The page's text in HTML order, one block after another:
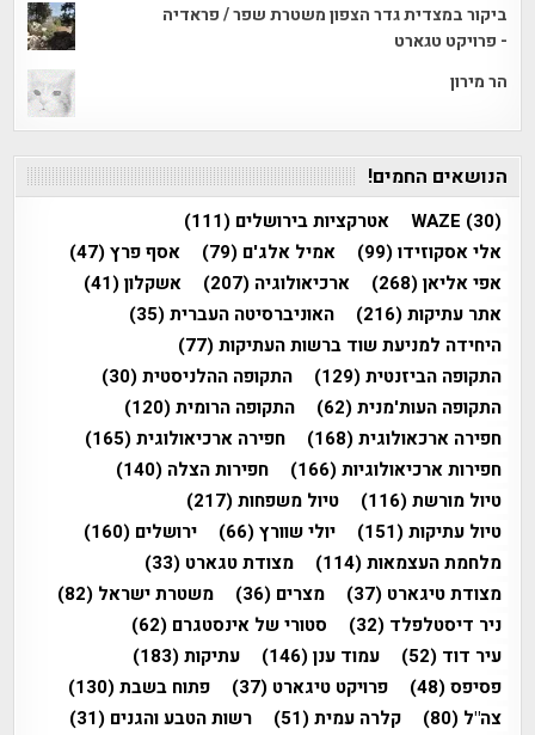
ביקור במצדית גדר הצפון משטרת שפר / פראדיה
- פרויקט טגארט
הר מירון
הנושאים החמים!
WAZE (30) אטרקציות בירושלים (111)
אלי אסקוזידו(99) אמיל אלג'ם (79) אסף פרץ(47)
אפי אליאן(268) ארכיאולוגיה (207) אשקלון(41)
אתר עתיקות(216) האוניברסיטה העברית(35)
היחידה למניעת שוד ברשות העתיקות(77)
התקופה הביזנטית(129) התקופה ההלניסטית(30)
התקופה העות'מנית(62) התקופה הרומית(120)
חפירה ארכאולוגית(168) חפירה ארכיאולוגית(165)
חפירות ארכיאולוגיות(166) חפירות הצלה (140)
טיול מורשת(116) טיול משפחות(217)
טיול עתיקות(151) יולי שוורץ(66) ירושלים (160)
מלחמת העצמאות(114) מצודת טגארט (33)
מצודת טיגארט (37) מצרים (36) משטרת ישראל (82)
ניר דיסטלפלד (32) סטורי של אינסטגרם (62)
עיר דוד (52) עמוד ענן(146) עתיקות(183)
פסיפס(48) פרויקט טיגארט (37) פתוח בשבת(130)
צה"ל (80) קלרה עמית(51) רשות הטבע והגנים (31)